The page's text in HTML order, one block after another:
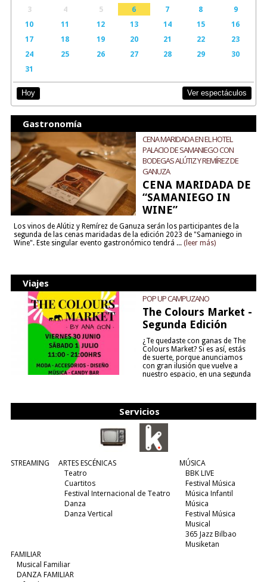
3
4 5 6 7 8
9
10
11 12 13 14 15
16
17
18 19 20 21 22
23
24
25 26 27 28 29
30
31
Hoy Ver espectáculos
Gastronomía
CENA MARIDADA EN EL HOTEL
PALACIO DE SAMANIEGO CON
BODEGAS ALÚTIZ Y REMÍREZ DE
GANUZA
CENA MARIDADA DE
“SAMANIEGO IN
WINE”
Los vinos de Alútiz y Remírez de Ganuza serán los participantes de la
segunda de las cenas maridadas de la edición 2023 de "Samaniego in
Wine". Este singular evento gastronómico tendrá ... (leer más)
Viajes
POP UP CAMPUZANO
The Colours Market -
Segunda Edición
¿Te quedaste con ganas de The
Colours Market? Si es así, estás
de suerte, porque anunciamos
con gran ilusión que vuelve a
nuestro espacio, en una segunda
Servicios
STREAMING
ARTES ESCÉNICAS
Teatro
Cuartitos
Festival Internacional de Teatro
Danza
Danza Vertical
MÚSICA
BBK LIVE
Festival Música
Música Infantil
Música
Festival Música
Musical
365 Jazz Bilbao
Musiketan
FAMILIAR
Musical Familiar
DANZA FAMILIAR